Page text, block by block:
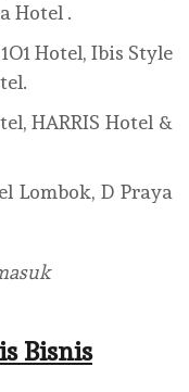
Hotel .
Hotel, Ibis Style
HARRIS Hotel &
Lombok, D Praya
Bisnis